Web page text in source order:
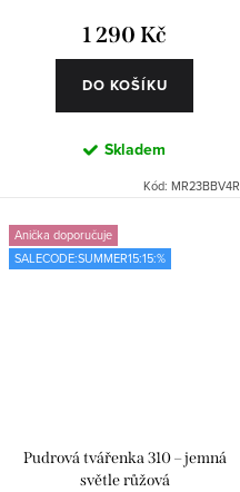
1 290 Kč
DO KOŠÍKU
Skladem
Kód: MR23BBV4R
Anička doporučuje
SALECODE:SUMMER15:15:%
Pudrová tvářenka 310 – jemná
světle růžová